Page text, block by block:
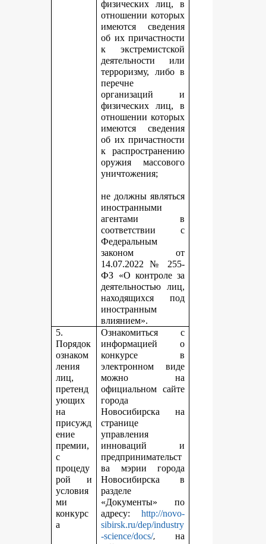
физических лиц, в
отношении которых
имеются сведения
об их причастности
к экстремистской
деятельности или
терроризму, либо в
перечне
организаций и
физических лиц, в
отношении которых
имеются сведения
об их причастности
к распространению
оружия массового
уничтожения;
не должны являться
иностранными
агентами в
соответствии с
Федеральным
законом от
14.07.2022 № 255-
ФЗ «О контроле за
деятельностью лиц,
находящихся под
иностранным
влиянием».
5.
Порядок
ознаком
ления
лиц,
претенд
ующих
на
присужд
ение
премии,
с
процеду
рой и
условия
ми
конкурс
а
Ознакомиться с
информацией о
конкурсе в
электронном виде
можно на
официальном сайте
города
Новосибирска на
странице
управления
инноваций и
предпринимательст
ва мэрии города
Новосибирска в
разделе
«Документы» по
адресу:http://novo-
sibirsk.ru/dep/industry
-science/docs/,на